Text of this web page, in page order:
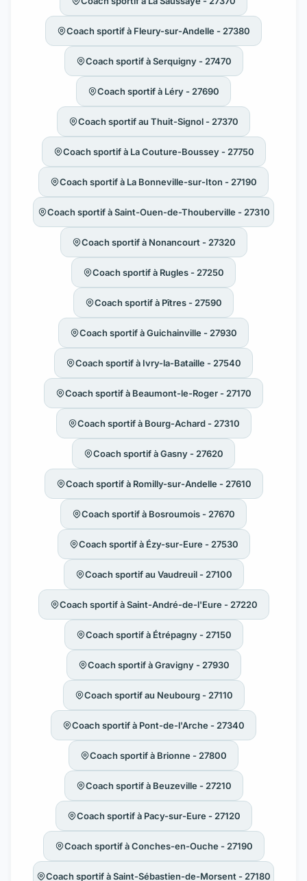
Coach sportif à Fleury-sur-Andelle - 27380
Coach sportif à Serquigny - 27470
Coach sportif à Léry - 27690
Coach sportif au Thuit-Signol - 27370
Coach sportif à La Couture-Boussey - 27750
Coach sportif à La Bonneville-sur-Iton - 27190
Coach sportif à Saint-Ouen-de-Thouberville - 27310
Coach sportif à Nonancourt - 27320
Coach sportif à Rugles - 27250
Coach sportif à Pîtres - 27590
Coach sportif à Guichainville - 27930
Coach sportif à Ivry-la-Bataille - 27540
Coach sportif à Beaumont-le-Roger - 27170
Coach sportif à Bourg-Achard - 27310
Coach sportif à Gasny - 27620
Coach sportif à Romilly-sur-Andelle - 27610
Coach sportif à Bosroumois - 27670
Coach sportif à Ézy-sur-Eure - 27530
Coach sportif au Vaudreuil - 27100
Coach sportif à Saint-André-de-l'Eure - 27220
Coach sportif à Étrépagny - 27150
Coach sportif à Gravigny - 27930
Coach sportif au Neubourg - 27110
Coach sportif à Pont-de-l'Arche - 27340
Coach sportif à Brionne - 27800
Coach sportif à Beuzeville - 27210
Coach sportif à Pacy-sur-Eure - 27120
Coach sportif à Conches-en-Ouche - 27190
Coach sportif à Saint-Sébastien-de-Morsent - 27180